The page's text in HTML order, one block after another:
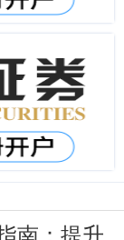
南：提升